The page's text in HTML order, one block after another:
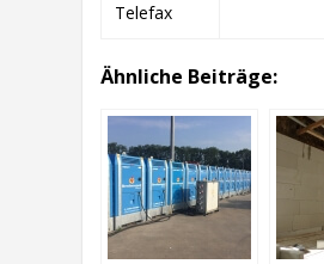
Telefax
Ähnliche Beiträge: